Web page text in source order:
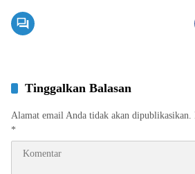
Tinggalkan Balasan
Alamat email Anda tidak akan dipublikasikan.
*